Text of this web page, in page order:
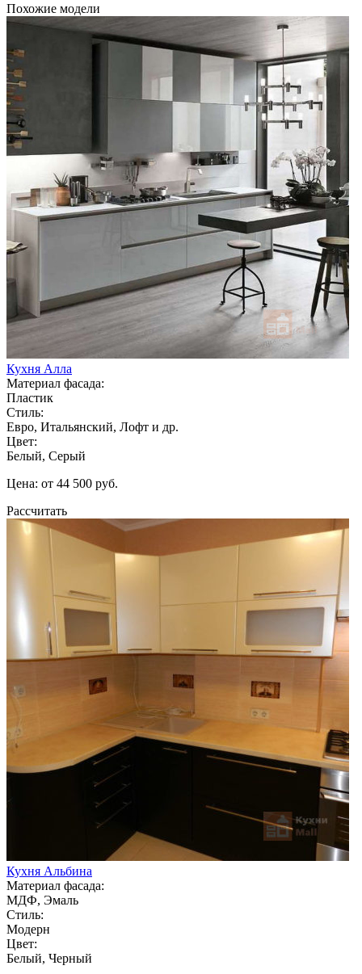
Похожие модели
Кухня Алла
Материал фасада:
Пластик
Стиль:
Евро, Итальянский, Лофт и др.
Цвет:
Белый, Серый
Цена: от 44 500 руб.
Рассчитать
Кухня Альбина
Материал фасада:
МДФ, Эмаль
Стиль:
Модерн
Цвет:
Белый, Черный